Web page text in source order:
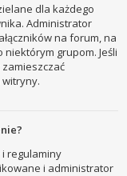
dla każdego
Administrator
na forum, na
grupom. Jeśli
regulaminy
i administrator